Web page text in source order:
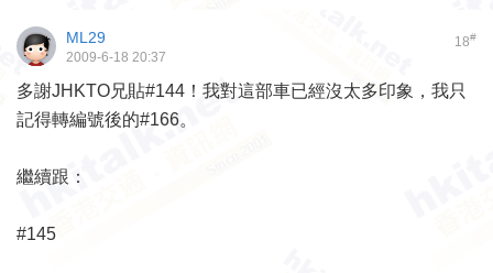
18#
ML29
2009-6-18 20:37
多謝JHKTO兄貼#144！我對這部車已經沒太多印象，我只
記得轉編號後的#166。
繼續跟：
#145